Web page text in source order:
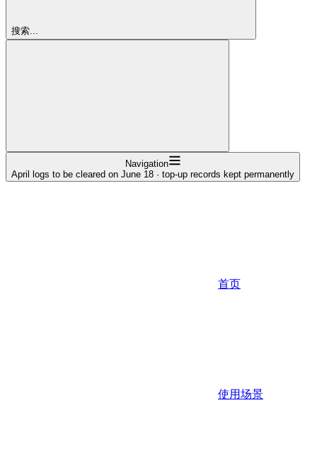
搜索...
Navigation
April logs to be cleared on June 18 · top-up records kept permanently
首页
使用场景